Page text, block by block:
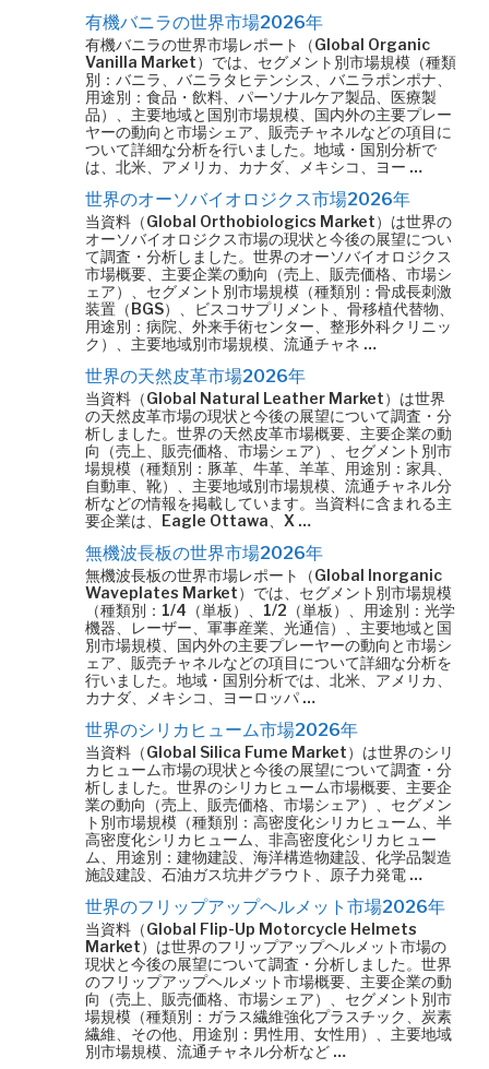
有機バニラの世界市場2026年
有機バニラの世界市場レポート（Global Organic
Vanilla Market）では、セグメント別市場規模（種類
別：バニラ、バニラタヒテンシス、バニラポンポナ、
用途別：食品・飲料、パーソナルケア製品、医療製
品）、主要地域と国別市場規模、国内外の主要プレー
ヤーの動向と市場シェア、販売チャネルなどの項目に
ついて詳細な分析を行いました。地域・国別分析で
は、北米、アメリカ、カナダ、メキシコ、ヨー …
世界のオーソバイオロジクス市場2026年
当資料（Global Orthobiologics Market）は世界の
オーソバイオロジクス市場の現状と今後の展望につい
て調査・分析しました。世界のオーソバイオロジクス
市場概要、主要企業の動向（売上、販売価格、市場シ
ェア）、セグメント別市場規模（種類別：骨成長刺激
装置（BGS）、ビスコサプリメント、骨移植代替物、
用途別：病院、外来手術センター、整形外科クリニッ
ク）、主要地域別市場規模、流通チャネ …
世界の天然皮革市場2026年
当資料（Global Natural Leather Market）は世界
の天然皮革市場の現状と今後の展望について調査・分
析しました。世界の天然皮革市場概要、主要企業の動
向（売上、販売価格、市場シェア）、セグメント別市
場規模（種類別：豚革、牛革、羊革、用途別：家具、
自動車、靴）、主要地域別市場規模、流通チャネル分
析などの情報を掲載しています。当資料に含まれる主
要企業は、Eagle Ottawa、X …
無機波長板の世界市場2026年
無機波長板の世界市場レポート（Global Inorganic
Waveplates Market）では、セグメント別市場規模
（種類別：1/4（単板）、1/2（単板）、用途別：光学
機器、レーザー、軍事産業、光通信）、主要地域と国
別市場規模、国内外の主要プレーヤーの動向と市場シ
ェア、販売チャネルなどの項目について詳細な分析を
行いました。地域・国別分析では、北米、アメリカ、
カナダ、メキシコ、ヨーロッパ …
世界のシリカヒューム市場2026年
当資料（Global Silica Fume Market）は世界のシリ
カヒューム市場の現状と今後の展望について調査・分
析しました。世界のシリカヒューム市場概要、主要企
業の動向（売上、販売価格、市場シェア）、セグメン
ト別市場規模（種類別：高密度化シリカヒューム、半
高密度化シリカヒューム、非高密度化シリカヒュー
ム、用途別：建物建設、海洋構造物建設、化学品製造
施設建設、石油ガス坑井グラウト、原子力発電 …
世界のフリップアップヘルメット市場2026年
当資料（Global Flip-Up Motorcycle Helmets
Market）は世界のフリップアップヘルメット市場の
現状と今後の展望について調査・分析しました。世界
のフリップアップヘルメット市場概要、主要企業の動
向（売上、販売価格、市場シェア）、セグメント別市
場規模（種類別：ガラス繊維強化プラスチック、炭素
繊維、その他、用途別：男性用、女性用）、主要地域
別市場規模、流通チャネル分析など …